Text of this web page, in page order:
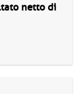
netto di